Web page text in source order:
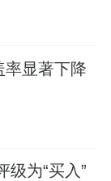
率显著下降
级为“买入”